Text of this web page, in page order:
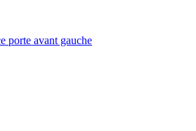
porte avant gauche